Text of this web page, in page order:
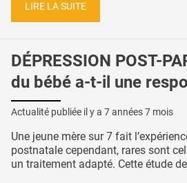
LIRE LA SUITE
DÉPRESSION POST-
du bébé a-t-il une
Actualité publiée il y a 7 années 7 mois
Une jeune mère sur 7 fait
postnatale cependant, rares sont
un traitement adapté. Cette étude